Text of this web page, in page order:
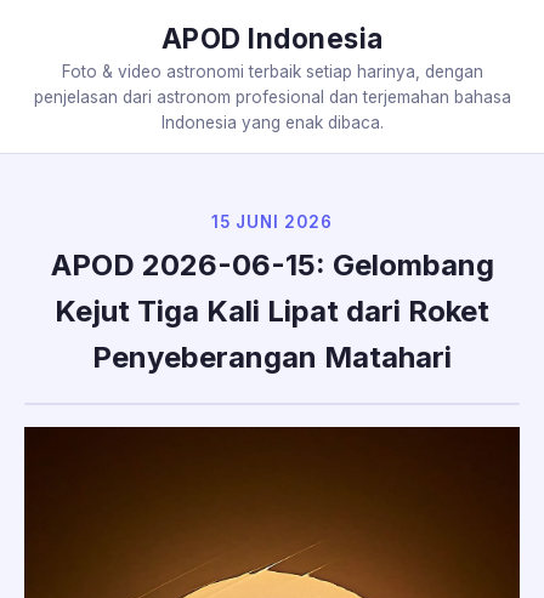
APOD Indonesia
Foto & video astronomi terbaik setiap harinya, dengan
penjelasan dari astronom profesional dan terjemahan bahasa
Indonesia yang enak dibaca.
15 JUNI 2026
APOD 2026-06-15: Gelombang
Kejut Tiga Kali Lipat dari Roket
Penyeberangan Matahari